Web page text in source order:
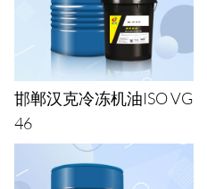
邯郸汉克冷冻机油ISO VG
46